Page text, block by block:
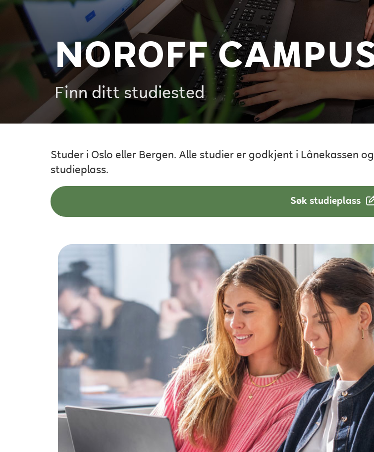
NOROFF
Finn ditt studiested
Studer i Oslo eller Bergen. Alle studier er godkjent i Lånekassen
studieplass.
Søk studieplass